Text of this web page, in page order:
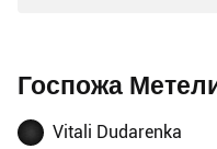
Госпожа
Vitali Dudarenka